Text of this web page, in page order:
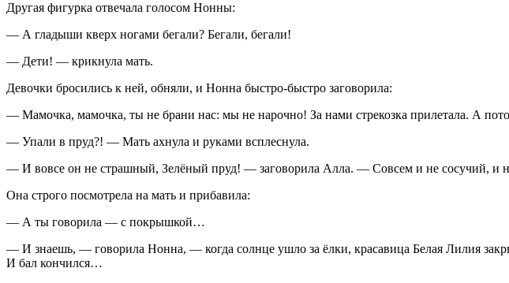
Другая фигурка отвечала голосом Нонны:
— А гладыши кверх ногами бегали? Бегали, бегали!
— Дети! — крикнула мать.
Девочки бросились к ней, обняли, и Нонна быстро-быстро заговорила:
— Мамочка, мамочка, ты не брани нас: мы не нарочно! За нами стрекозка прилетала. А
— Упали в пруд?! — Мать ахнула и руками всплеснула.
— И вовсе он не страшный, Зелёный пруд! — заговорила Алла. — Совсем и не сосучий, и не
Она строго посмотрела на мать и прибавила:
— А ты говорила — с покрышкой…
— И знаешь, — говорила Нонна, — когда солнце ушло за ёлки, красавица Белая Лилия
И бал кончился…